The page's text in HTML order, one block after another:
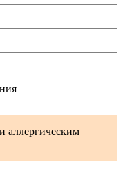
аллергическим